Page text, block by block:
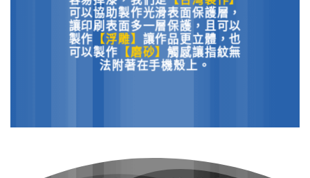
可以協助製作光滑表面保護層，
讓印刷表面多一層保護，且可以
製作 【浮雕】 讓作品更立體，也
可以製作 【磨砂】 觸感讓指紋無
法附著在手機殼上。